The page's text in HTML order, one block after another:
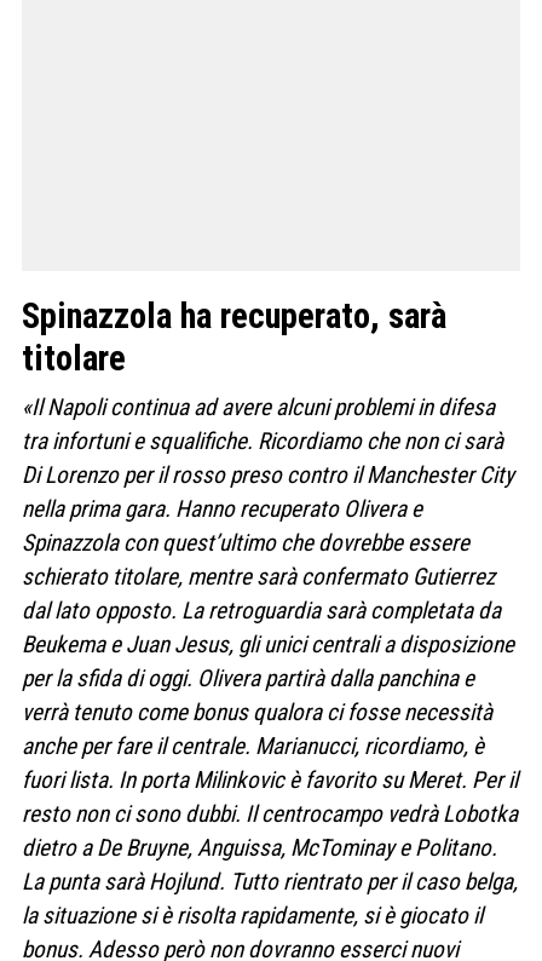
Spinazzola ha recuperato, sarà
titolare
«Il Napoli continua ad avere alcuni problemi in difesa
tra infortuni e squalifiche. Ricordiamo che non ci sarà
Di Lorenzo per il rosso preso contro il Manchester City
nella prima gara. Hanno recuperato Olivera e
Spinazzola con quest’ultimo che dovrebbe essere
schierato titolare, mentre sarà confermato Gutierrez
dal lato opposto. La retroguardia sarà completata da
Beukema e Juan Jesus, gli unici centrali a disposizione
per la sfida di oggi. Olivera partirà dalla panchina e
verrà tenuto come bonus qualora ci fosse necessità
anche per fare il centrale. Marianucci, ricordiamo, è
fuori lista. In porta Milinkovic è favorito su Meret. Per il
resto non ci sono dubbi. Il centrocampo vedrà Lobotka
dietro a De Bruyne, Anguissa, McTominay e Politano.
La punta sarà Hojlund. Tutto rientrato per il caso belga,
la situazione si è risolta rapidamente, si è giocato il
bonus. Adesso però non dovranno esserci nuovi